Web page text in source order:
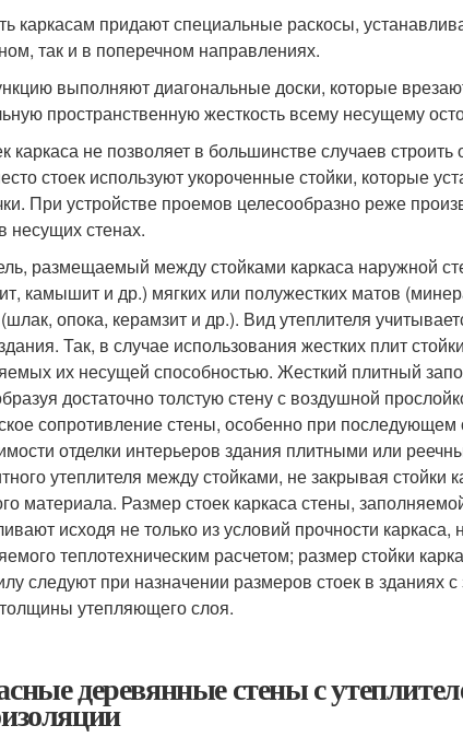
каркасам придают специальные раскосы,
так и в поперечном направлениях.
выполняют диагональные доски, которые
пространственную жесткость всему несущему
каркаса не позволяет в большинстве случаев
стоек используют укороченные стойки, которые
При устройстве проемов целесообразно реже
несущих стенах.
размещаемый между стойками каркаса наружной
камышит и др.) мягких или полужестких матов
опока, керамзит и др.). Вид утеплителя
Так, в случае использования жестких плит
их несущей способностью. Жесткий плитный
достаточно толстую стену с воздушной
сопротивление стены, особенно при последующем
отделки интерьеров здания плитными или
утеплителя между стойками, не закрывая стойки
материала. Размер стоек каркаса стены,
исходя не только из условий прочности
теплотехническим расчетом; размер стойки
следуют при назначении размеров стоек в
утепляющего слоя.
деревянные стены с